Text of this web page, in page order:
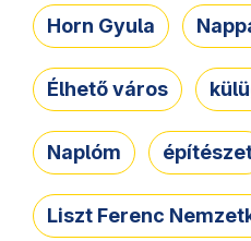
Horn Gyula
Élhető város
Naplóm
Liszt Ferenc